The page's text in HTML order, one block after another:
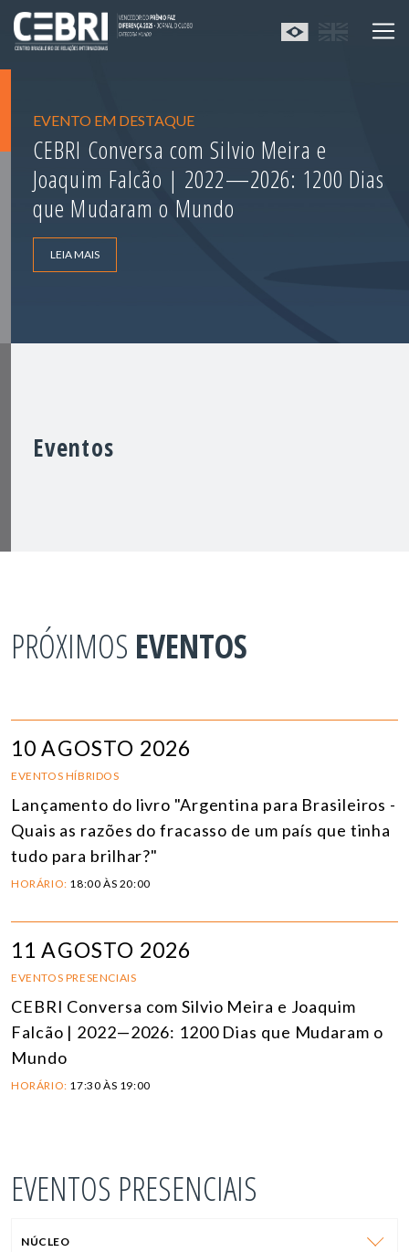
EVENTO EM DESTAQUE
CEBRI Conversa com Silvio Meira e
Joaquim Falcão | 2022—2026: 1200 Dias
que Mudaram o Mundo
LEIA MAIS
Eventos
PRÓXIMOS EVENTOS
10 AGOSTO 2026
EVENTOS HÍBRIDOS
Lançamento do livro "Argentina para Brasileiros -
Quais as razões do fracasso de um país que tinha
tudo para brilhar?"
HORÁRIO: 18:00 ÀS 20:00
11 AGOSTO 2026
EVENTOS PRESENCIAIS
CEBRI Conversa com Silvio Meira e Joaquim
Falcão | 2022—2026: 1200 Dias que Mudaram o
Mundo
HORÁRIO: 17:30 ÀS 19:00
EVENTOS PRESENCIAIS
NÚCLEO